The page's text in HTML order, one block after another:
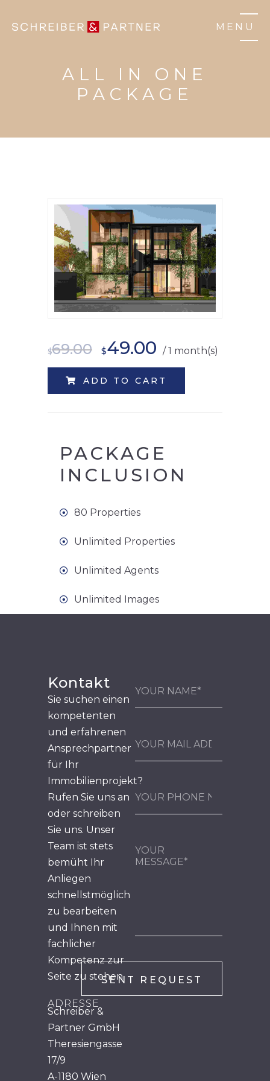
MENU
ALL IN ONE
PACKAGE
$69.00 $49.00 / 1 month(s)
ADD TO CART
PACKAGE
INCLUSION
80 Properties
Unlimited Properties
Unlimited Agents
Unlimited Images
Kontakt
Sie suchen einen
kompetenten
und erfahrenen
Ansprechpartner
für Ihr
Immobilienprojekt?
Rufen Sie uns an
oder schreiben
Sie uns. Unser
Team ist stets
bemüht Ihr
Anliegen
schnellstmöglich
zu bearbeiten
und Ihnen mit
fachlicher
Kompetenz zur
Seite zu stehen.
ADRESSE
Schreiber &
Partner GmbH
Theresiengasse
17/9
A-1180 Wien